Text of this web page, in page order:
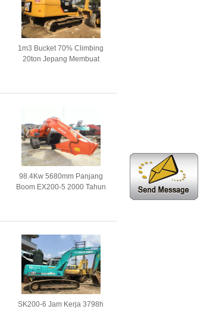
1m3 Bucket 70% Climbing
20ton Jepang Membuat
98.4Kw 5680mm Panjang
Boom EX200-5 2000 Tahun
SK200-6 Jam Kerja 3798h